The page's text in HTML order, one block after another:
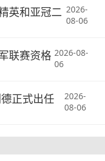
英和亚冠二 2026-
08-06
联赛资格 2026-08-
06
正式出任
2026-
08-06